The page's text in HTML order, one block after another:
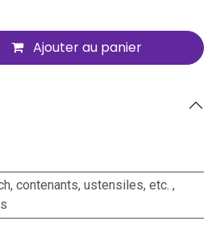
Ajouter au panier
contenants, ustensiles, etc. ,